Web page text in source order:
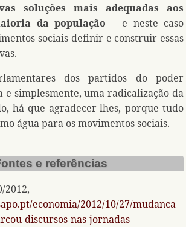
soluções mais adequadas aos
da população – e neste caso
sociais definir e construir essas
dos partidos do poder
simplesmente, uma radicalização da
há que agradecer-lhes, porque tudo
água para os movimentos sociais.
e referências
2012,
economia/2012/10/27/mudanca-
discursos-nas-jornadas-